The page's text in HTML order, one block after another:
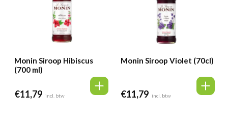
Monin Siroop Hibiscus
(700 ml)
€11,79 incl. btw
Monin Siroop Violet (70cl)
€11,79 incl. btw